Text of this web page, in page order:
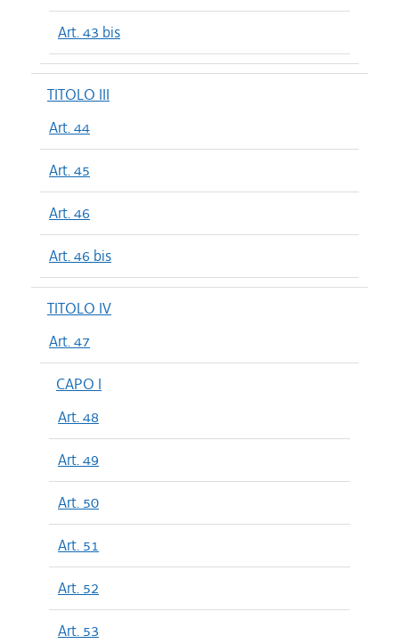
Art. 43 bis
TITOLO III
Art. 44
Art. 45
Art. 46
Art. 46 bis
TITOLO IV
Art. 47
CAPO I
Art. 48
Art. 49
Art. 50
Art. 51
Art. 52
Art. 53